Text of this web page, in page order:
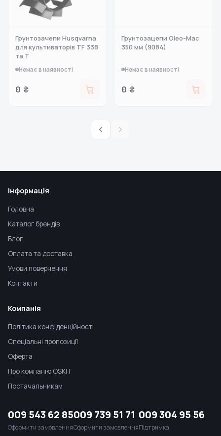
Грунтозачепи Husqvarna
для культиваторів TF 338
та T
Немає в наявності
0 ₴
Грунтозацепи Oleo-Mac
350 мм (9084)
Немає в наявності
0 ₴
Інформація
Головна
Каталог брендів
Блог
Оплата та доставка
Умови повернення
Контакти
Компанія
Політика конфіденційності
Спеціальні пропозиції
Оферта
Про компанію OSKIT
Постачальникам
009 543 62 85
Оформити замовлення
009 739 51 71
Оформити замовлення
009 304 95 56
Підтримка